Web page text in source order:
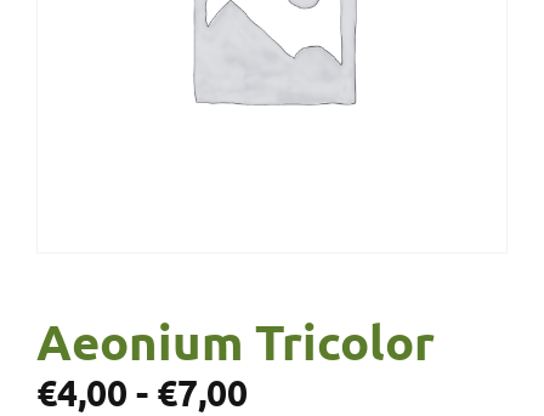
Aeonium Tricolor
€4,00 - €7,00